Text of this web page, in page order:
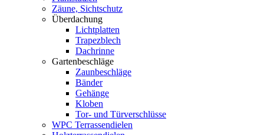
Zäune, Sichtschutz
Überdachung
Lichtplatten
Trapezblech
Dachrinne
Gartenbeschläge
Zaunbeschläge
Bänder
Gehänge
Kloben
Tor- und Türverschlüsse
WPC Terrassendielen